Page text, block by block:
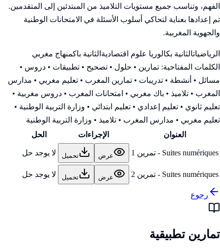
الفهم، وتناسب جميع مستويات التلاميذ من المبتدئين إلى المتقدمين.
تم إعدادها بعناية لتحاكي أسلوب الأسئلة في الامتحانات الوطنية
والجهوية المغربية.
الرياضياتالثانية بكالوريا علوم اقتصادية الثانية باكمنهاج مغربي
الكلمات المفتاحية: تمارين • حلول • تصحيح • تطبيقات • دروس •
مسائل • أنشطة • تدريبات • تمارين المغرب • تعليم مغربي • مدارس
المغرب • تلاميذ • باك مغربي • امتحانات المغرب • دروس مغربية •
تعليم ثانوي • تعليم إعدادي • تعليم ابتدائي • وزارة التربية الوطنية •
تعليم مغربي • مدارس المغرب • تلاميذ • وزارة التربية الوطنية
العنوان
الإجراءات الحل
Suites numériques - تمرين 1 عرض تحميل لا يوجد حل
Suites numériques - تمرين 2 عرض تحميل لا يوجد حل
رجوع
تمارين تطبيقية